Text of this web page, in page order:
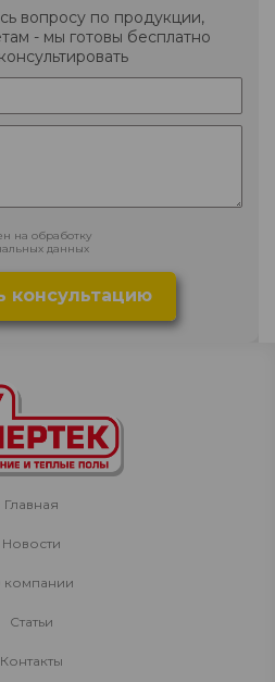
вопросу по продукции,
- мы готовы бесплатно
на обработку
данных
Главная
Новости
компании
Статьи
Контакты